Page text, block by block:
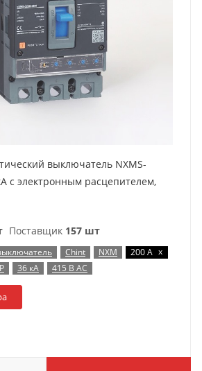
выключатель NXMS-
с электронным расцепителем,
Поставщик 157 шт
Chint NXM 200 А x
36 кА 415 В AC